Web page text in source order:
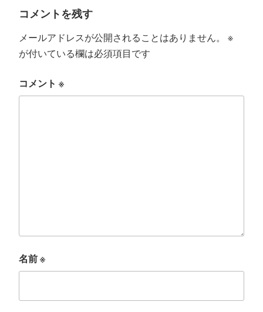
コメントを残す
メールアドレスが公開されることはありません。
※
が付いている欄は必須項目です
コメント ※
名前※